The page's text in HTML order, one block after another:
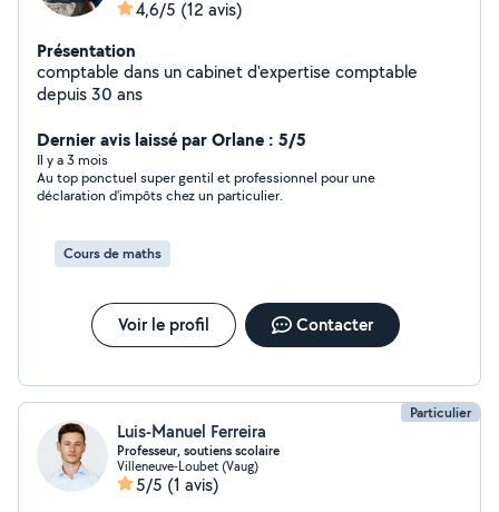
4,6/5 (12 avis)
Présentation
comptable dans un cabinet d'expertise comptable
depuis 30 ans
Dernier avis laissé par Orlane : 5/5
Il y a 3 mois
Au top ponctuel super gentil et professionnel pour une
déclaration d'impôts chez un particulier.
Cours de maths
Voir le profil Contacter
Particulier
Luis-Manuel Ferreira
Professeur, soutiens scolaire
Villeneuve-Loubet (Vaug)
5/5 (1 avis)